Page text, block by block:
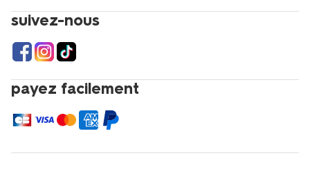
suivez-nous
payez facilement